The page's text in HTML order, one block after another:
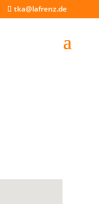
tka@lafrenz.de